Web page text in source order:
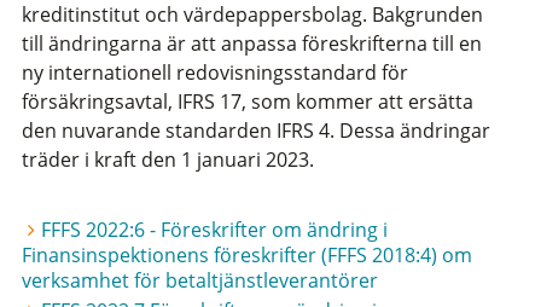
kreditinstitut och värdepappersbolag. Bakgrunden
till ändringarna är att anpassa föreskrifterna till en
ny internationell redovisningsstandard för
försäkringsavtal, IFRS 17, som kommer att ersätta
den nuvarande standarden IFRS 4. Dessa ändringar
träder i kraft den 1 januari 2023.
FFFS 2022:6 - Föreskrifter om ändring i
Finansinspektionens föreskrifter (FFFS 2018:4) om
verksamhet för betaltjänstleverantörer